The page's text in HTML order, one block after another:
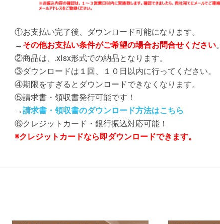
①お支払い完了後、ダウンロード可能になります。
→ その他お支払い条件がご希望の場合お問合せください。
②商品は、.xlsx形式での納品となります。
③ダウンロードは１回、１０日以内に行ってください。
④期限をすぎるとダウンロードできなくなります。
⑤請求書・領収書発行可能です！
→請求書・領収書のダウンロード方法はこちら
⑥クレジットカード・銀行振込対応可能！
※クレジットカードなら即ダウンロードできます。